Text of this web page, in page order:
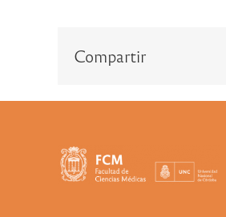
Compartir